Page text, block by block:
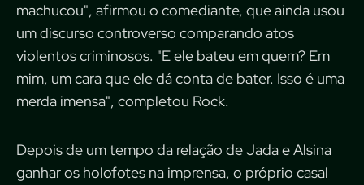
machucou", afirmou o comediante, que ainda usou
um discurso controverso comparando atos
violentos criminosos. "E ele bateu em quem? Em
mim, um cara que ele dá conta de bater. Isso é uma
merda imensa", completou Rock.
Depois de um tempo da relação de Jada e Alsina
ganhar os holofotes na imprensa, o próprio casal